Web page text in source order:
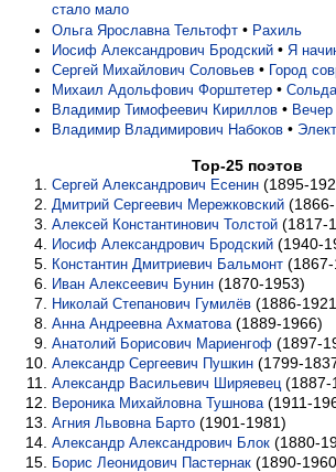
стало мало
Ольга Ярославна Тельтофт • Рахиль
Иосиф Александрович Бродский • Я
Сергей Михайлович Соловьев • Город
Михаил Адольфович Форштетер •
Владимир Тимофеевич Кириллов • Вечер
Владимир Владимирович Набоков •
Top-25 поэтов
Сергей Александрович Есенин (1895-
Дмитрий Сергеевич Мережковский
Алексей Константинович Толстой (1817-
Иосиф Александрович Бродский (1940-
Константин Дмитриевич Бальмонт
Иван Алексеевич Бунин (1870-1953)
Николай Степанович Гумилёв (1886-
Анна Андреевна Ахматова (1889-1966)
Анатолий Борисович Мариенгоф (1897-
Александр Сергеевич Пушкин (1799-
Александр Васильевич Ширяевец (1887-
Вероника Михайловна Тушнова (1911-
Агния Львовна Барто (1901-1981)
Александр Александрович Блок (1880-
Борис Леонидович Пастернак (1890-